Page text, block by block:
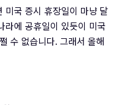
미국 증시 휴장일이 마냥 달
라에 공휴일이 있듯이 미국
수 없습니다. 그래서 올해